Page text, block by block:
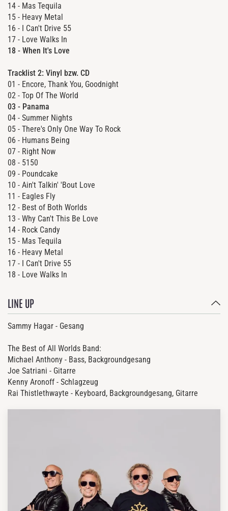
14 - Mas Tequila
15 - Heavy Metal
16 - I Can't Drive 55
17 - Love Walks In
18 - When It's Love
Tracklist 2: Vinyl bzw. CD
01 - Encore, Thank You, Goodnight
02 - Top Of The World
03 - Panama
04 - Summer Nights
05 - There's Only One Way To Rock
06 - Humans Being
07 - Right Now
08 - 5150
09 - Poundcake
10 - Ain't Talkin' 'Bout Love
11 - Eagles Fly
12 - Best of Both Worlds
13 - Why Can't This Be Love
14 - Rock Candy
15 - Mas Tequila
16 - Heavy Metal
17 - I Can't Drive 55
18 - Love Walks In
LINE UP
Sammy Hagar - Gesang
The Best of All Worlds Band:
Michael Anthony - Bass, Backgroundgesang
Joe Satriani - Gitarre
Kenny Aronoff - Schlagzeug
Rai Thistlethwayte - Keyboard, Backgroundgesang, Gitarre